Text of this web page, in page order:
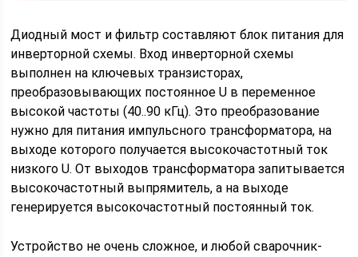
Диодный мост и фильтр составляют блок питания для
инверторной схемы. Вход инверторной схемы
выполнен на ключевых транзисторах,
преобразовывающих постоянное U в переменное
высокой частоты (40..90 кГц). Это преобразование
нужно для питания импульсного трансформатора, на
выходе которого получается высокочастотный ток
низкого U. От выходов трансформатора запитывается
высокочастотный выпрямитель, а на выходе
генерируется высокочастотный постоянный ток.
Устройство не очень сложное, и любой сварочник-